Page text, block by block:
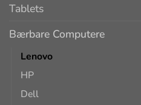
Tablets
Bærbare Computere
Lenovo
HP
Dell